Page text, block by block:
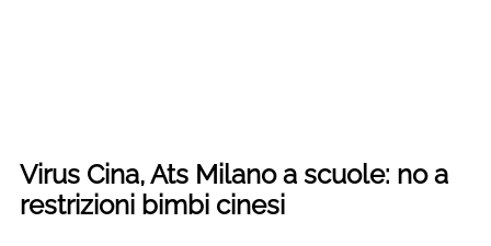
Virus Cina, Ats Milano a scuole: no a
restrizioni bimbi cinesi